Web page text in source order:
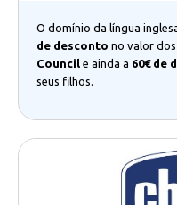
O domínio da língua
de desconto no valor
Council e ainda a 60€ de
seus filhos.